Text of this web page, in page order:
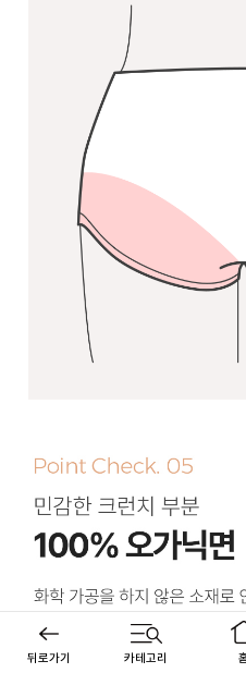
뒤로가기 카테고리